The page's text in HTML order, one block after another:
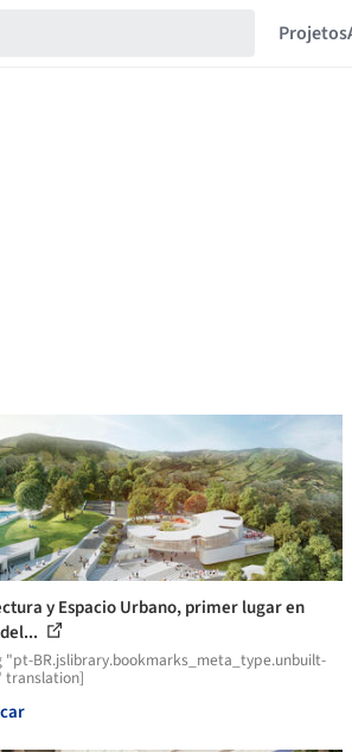
Projetos
y Espacio Urbano, primer lugar en
"pt-BR.jslibrary.bookmarks_meta_type.unbuilt-
translation]